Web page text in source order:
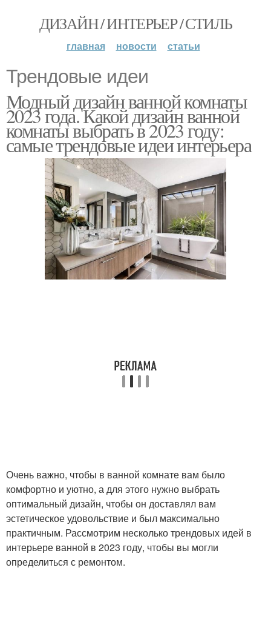
ДИЗАЙН / ИНТЕРЬЕР / СТИЛЬ
главная новости статьи
Трендовые идеи
Модный дизайн ванной комнаты
2023 года. Какой дизайн ванной
комнаты выбрать в 2023 году:
самые трендовые идеи интерьера
Очень важно, чтобы в ванной комнате вам было
комфортно и уютно, а для этого нужно выбрать
оптимальный дизайн, чтобы он доставлял вам
эстетическое удовольствие и был максимально
практичным. Рассмотрим несколько трендовых идей в
интерьере ванной в 2023 году, чтобы вы могли
определиться с ремонтом.